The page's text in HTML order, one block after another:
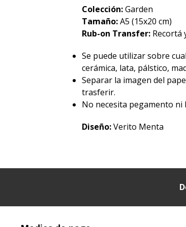
Colección:Garden
Tamaño:A5 (15x20 cm)
Rub-on Transfer: Recortá
Se puede utilizar sobre
cerámica, lata, pálstico,
Separar la imagen del
trasferir.
No necesita pegamento ni
Diseño:Verito Menta